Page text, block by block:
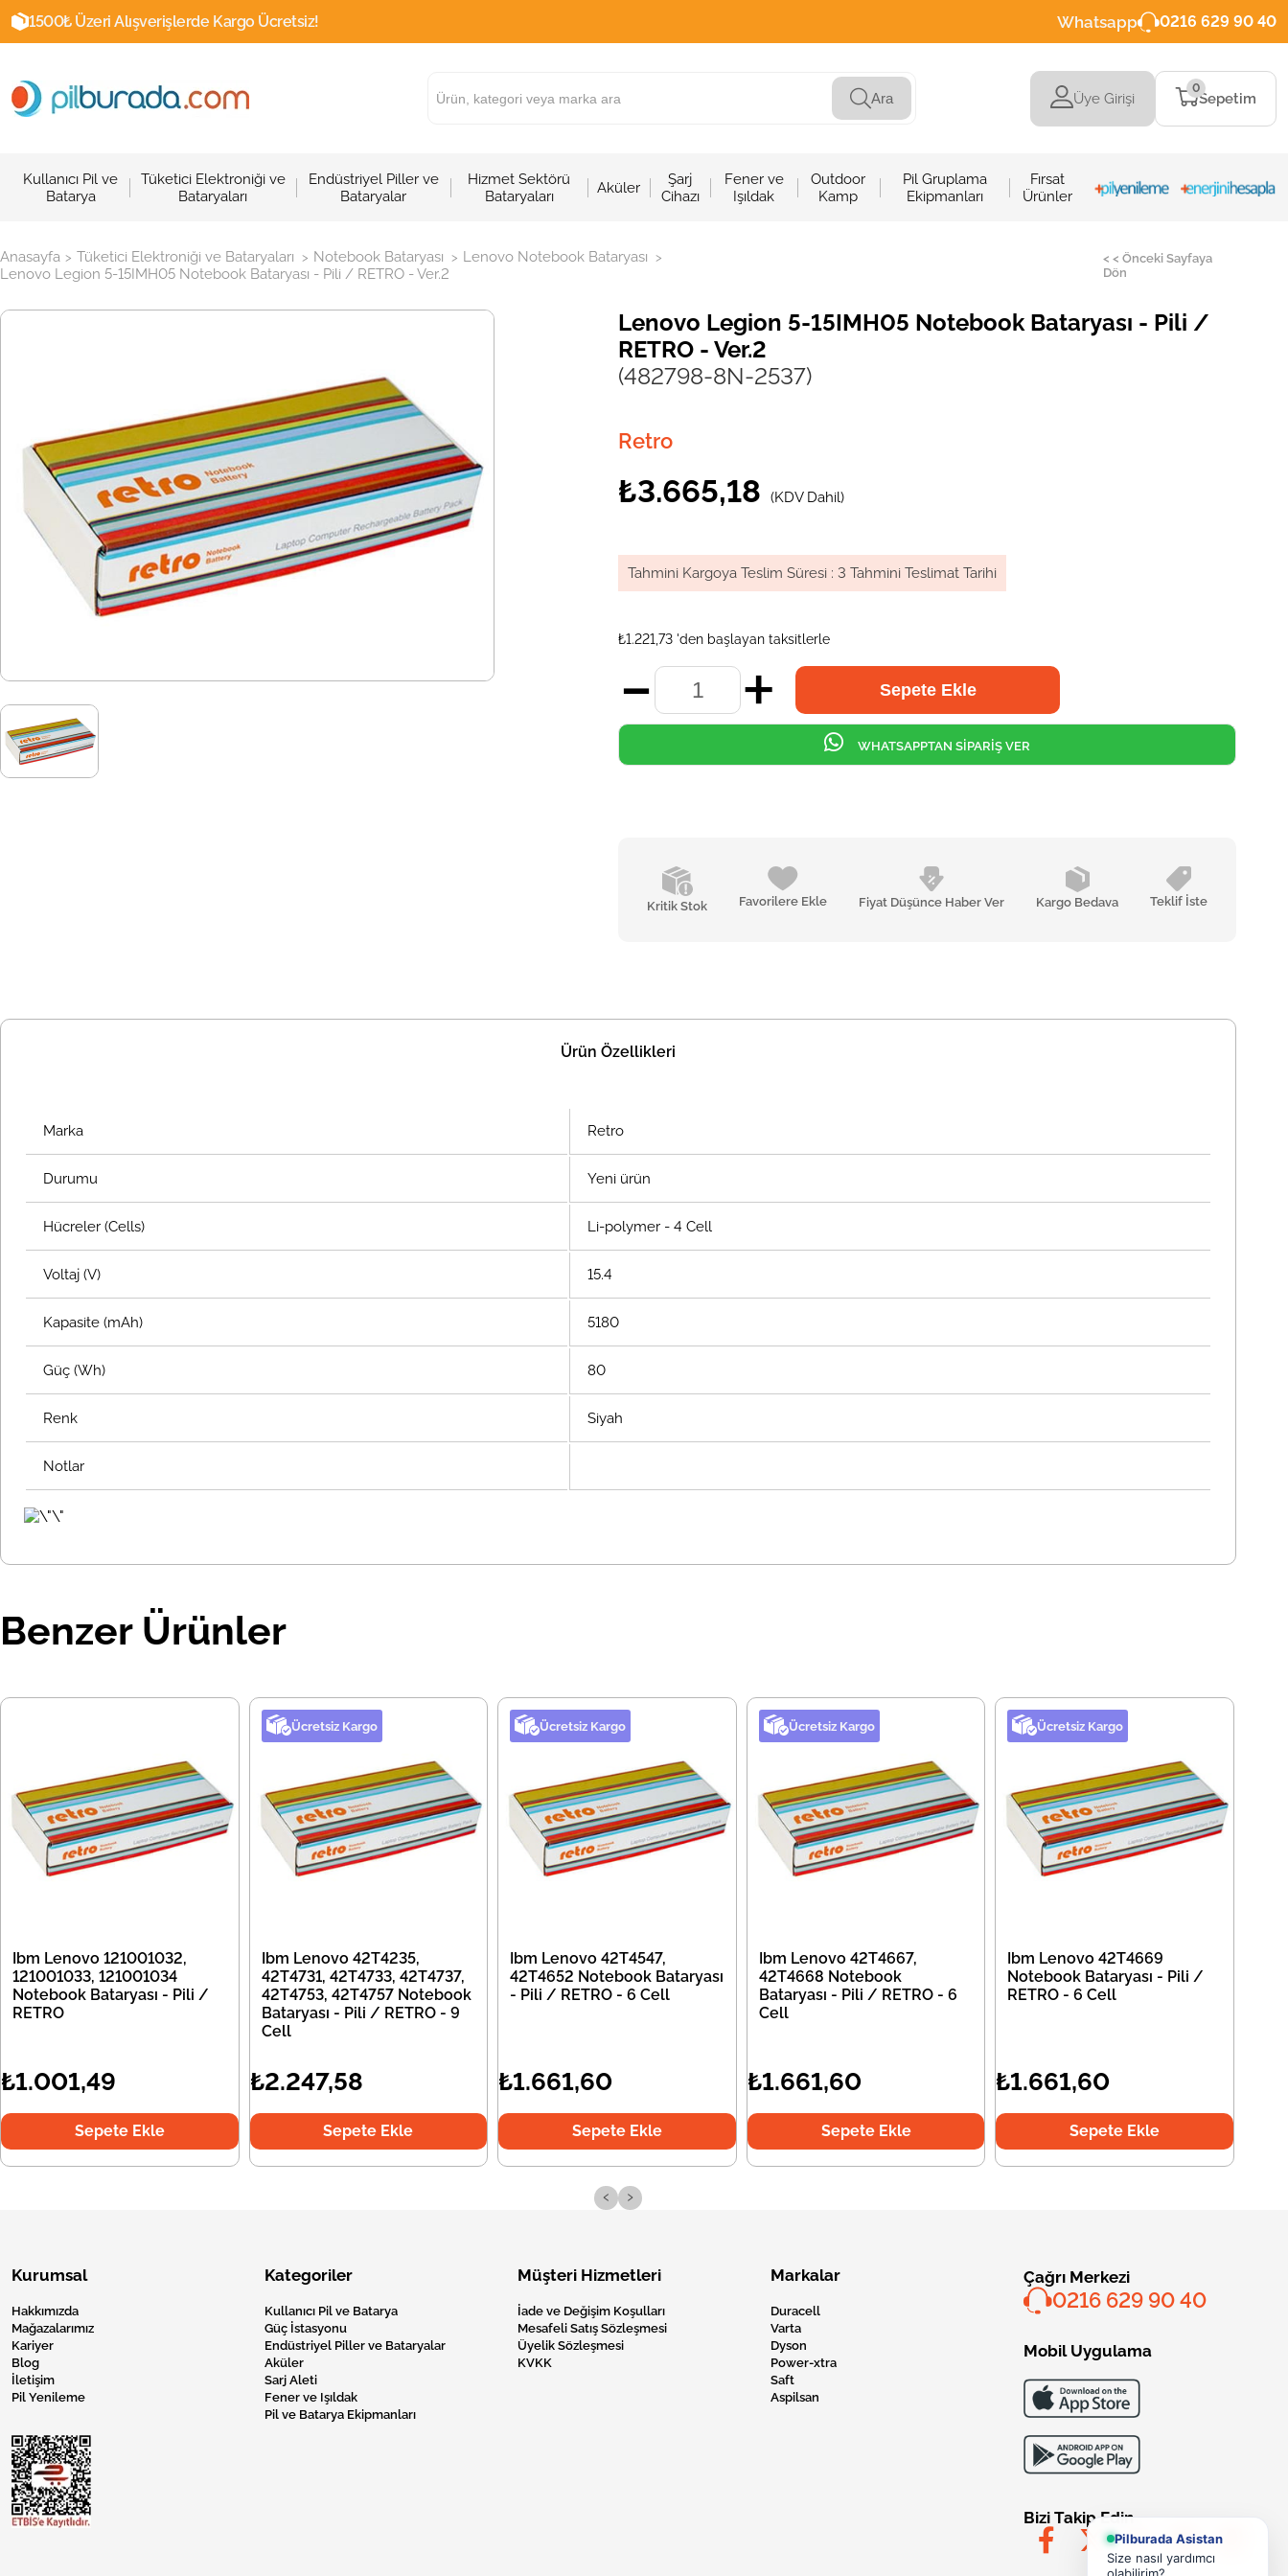
1500₺ Üzeri Alışverişlerde Kargo Ücretsiz! Whatsapp 0216 629 90 40
Ara Üye Girişi Sepetim
0
Kullanıcı Pil ve
Batarya
Tüketici Elektroniği ve
Bataryaları
Endüstriyel Piller ve
Bataryalar
Hizmet Sektörü
Bataryaları
Aküler
Şarj
Cihazı
Fener ve
Işıldak
Outdoor
Kamp
Pil Gruplama
Ekipmanları
Fırsat
Ürünler
Anasayfa > Tüketici Elektroniği ve Bataryaları > Notebook Bataryası > Lenovo Notebook Bataryası >
Lenovo Legion 5-15IMH05 Notebook Bataryası - Pili / RETRO - Ver.2
< < Önceki Sayfaya
Dön
Lenovo Legion 5-15IMH05 Notebook Bataryası - Pili /
RETRO - Ver.2
(482798-8N-2537)
Retro
₺3.665,18 (KDV Dahil)
Tahmini Kargoya Teslim Süresi : 3 Tahmini Teslimat Tarihi
₺1.221,73 'den başlayan taksitlerle
Kritik Stok Favorilere Ekle Fiyat Düşünce Haber Ver Kargo Bedava Teklif İste
WHATSAPPTAN SİPARİŞ VER
Ürün Özellikleri
Marka Retro
Durumu Yeni ürün
Hücreler (Cells) Li-polymer - 4 Cell
Voltaj (V) 15.4
Kapasite (mAh) 5180
Güç (Wh) 80
Renk Siyah
Notlar
Benzer Ürünler
Ibm Lenovo 121001032,
121001033, 121001034
Notebook Bataryası - Pili /
RETRO
₺1.001,49
Sepete Ekle
Ücretsiz Kargo
Ibm Lenovo 42T4235,
42T4731, 42T4733, 42T4737,
42T4753, 42T4757 Notebook
Bataryası - Pili / RETRO - 9
Cell
₺2.247,58
Sepete Ekle
Ücretsiz Kargo
Ibm Lenovo 42T4547,
42T4652 Notebook Bataryası
- Pili / RETRO - 6 Cell
₺1.661,60
Sepete Ekle
Ücretsiz Kargo
Ibm Lenovo 42T4667,
42T4668 Notebook
Bataryası - Pili / RETRO - 6
Cell
₺1.661,60
Sepete Ekle
Ücretsiz Kargo
Ibm Lenovo 42T4669
Notebook Bataryası - Pili /
RETRO - 6 Cell
₺1.661,60
Sepete Ekle
‹ ›
Kurumsal
Hakkımızda
Mağazalarımız
Kariyer
Blog
İletişim
Pil Yenileme
Kategoriler
Kullanıcı Pil ve Batarya
Güç İstasyonu
Endüstriyel Piller ve Bataryalar
Aküler
Sarj Aleti
Fener ve Işıldak
Pil ve Batarya Ekipmanları
Müşteri Hizmetleri
İade ve Değişim Koşulları
Mesafeli Satış Sözleşmesi
Üyelik Sözleşmesi
KVKK
Markalar
Duracell
Varta
Dyson
Power-xtra
Saft
Aspilsan
Çağrı Merkezi
0216 629 90 40
Mobil Uygulama
Bizi Takip Edin
Pilburada Asistan
Size nasıl yardımcı